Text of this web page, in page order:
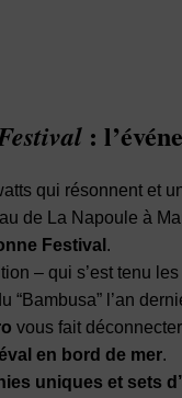
:
qui résonnent et
de La Napoule à
Festival .
– qui s’est tenu
“Bambusa” l’an
vous fait
en bord de mer.
uniques et sets